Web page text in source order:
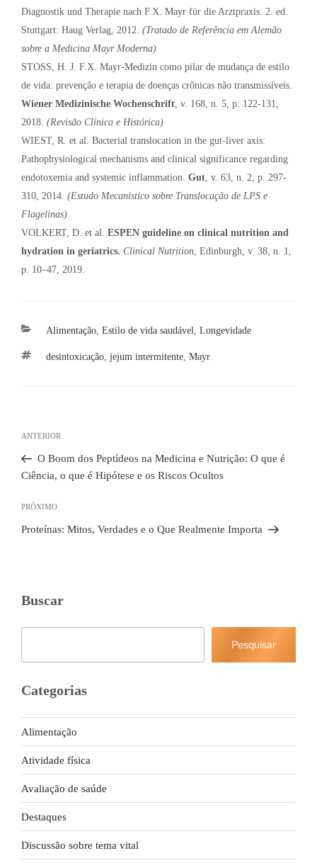
Diagnostik und Therapie nach F.X. Mayr für die Arztpraxis. 2. ed.
Stuttgart: Haug Verlag, 2012. (Tratado de Referência em Alemão
sobre a Medicina Mayr Moderna)
STOSS, H. J. F.X. Mayr-Medizin como pilar de mudança de estilo
de vida: prevenção e terapia de doenças crônicas não transmissíveis.
Wiener Medizinische Wochenschrift, v. 168, n. 5, p. 122-131,
2018. (Revisão Clínica e Histórica)
WIEST, R. et al. Bacterial translocation in the gut-liver axis:
Pathophysiological mechanisms and clinical significance regarding
endotoxemia and systemic inflammation. Gut, v. 63, n. 2, p. 297-
310, 2014. (Estudo Mecanístico sobre Translocação de LPS e
Flagelinas)
VOLKERT, D. et al. ESPEN guideline on clinical nutrition and
hydration in geriatrics. Clinical Nutrition, Edinburgh, v. 38, n. 1,
p. 10–47, 2019.
Categorias
Alimentação, Estilo de vida saudável, Longevidade
Tags
desintoxicação, jejum intermitente, Mayr
de
Post
Post
anterior
ANTERIOR
O Boom dos Peptídeos na Medicina e Nutrição: O que é
Ciência, o que é Hipótese e os Riscos Ocultos
Próximo
post
PRÓXIMO
Proteínas: Mitos, Verdades e o Que Realmente Importa
Buscar
Pesquisar
Categorias
Alimentação
Atividade física
Avaliação de saúde
Destaques
Discussão sobre tema vital